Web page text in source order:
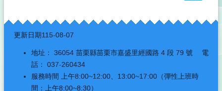
:::
更新日期115-08-07
地址： 36054 苗栗縣苗栗市嘉盛里經國路 4 段 79 號 電
話： 037-260434
服務時間 上午8:00~12:00、13:00~17:00（彈性上班時
間：上午8:00~8:30）